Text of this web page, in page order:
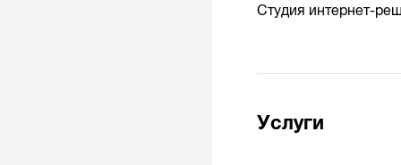
Студия интернет-
Услуги